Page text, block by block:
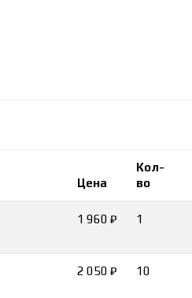
Цена
Кол-
во
1 960 ₽ 1
2 050 ₽ 10